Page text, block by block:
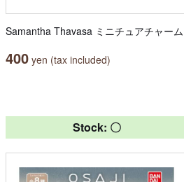
Samantha Thavasa ミニチュアチャーム
400 yen (tax included)
Stock: 〇